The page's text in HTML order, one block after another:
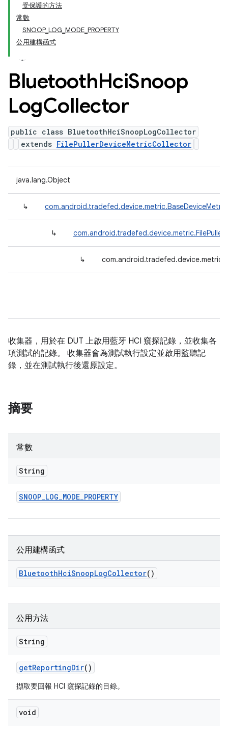
受保護的方法
常數
SNOOP_LOG_MODE_PROPERTY
公用建構函式
BluetoothHciSnoop
LogCollector
public class BluetoothHciSnoopLogCollector
extends FilePullerDeviceMetricCollector
java.lang.Object
↳
↳
↳
收集器，用於在 DUT 上啟用藍牙 HCI 窺探記錄，並收集各
項測試的記錄。 收集器會為測試執行設定並啟用監聽記
錄，並在測試執行後還原設定。
摘要
常數
String
SNOOP_LOG_MODE_PROPERTY
公用建構函式
BluetoothHciSnoopLogCollector()
公用方法
String
getReportingDir()
擷取要回報 HCI 窺探記錄的目錄。
void